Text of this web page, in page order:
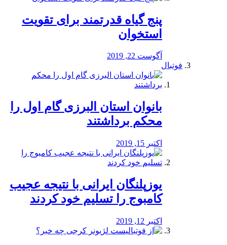
پنج گیاه قدرتمند برای تقویت
استخوان
آگوست 22, 2019
فوتبال
بانوان استان البرزی گام اول را
محكم برداشتند
اکتبر 15, 2019
یوزپلنگان ایرانی با نتیجه عجیب
کامبوج را تسلیم خود کردند
اکتبر 12, 2019